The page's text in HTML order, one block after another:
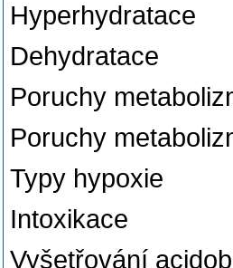
Hyperhydratace
Dehydratace
Poruchy
Poruchy
Typy hypoxie
Intoxikace
Vyšetřování